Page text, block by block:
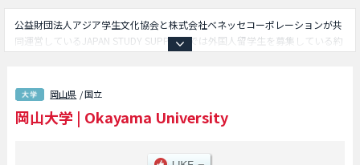
公益財団法人アジア学生文化協会と株式会社ベネッセコーポレーションが共
同運営しているJAPAN STUDY SUPPORTでは外国人留学生を募集している約
済学部や理学部や医学部や歯学部や薬学部や工学部や農学部やグローバル・
ディスカバリー・プログラム学部等、学部別情報や、募集定員や合格者数な
ど入試情報、施設案内、アクセスなど外国人留学生に必要な情報を掲載して
岡山県 / 国立
岡山大学 | Okayama University